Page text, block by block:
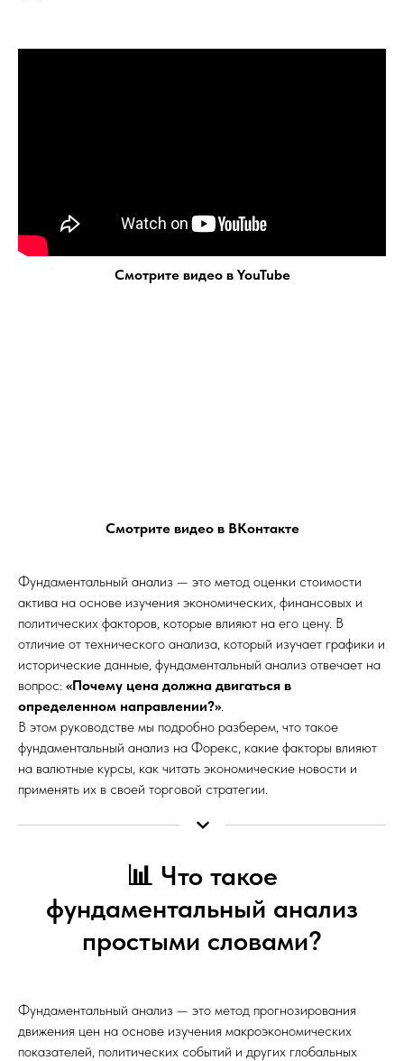
Смотрите видео в YouTube
Смотрите видео в ВКонтакте
Фундаментальный анализ — это метод оценки стоимости
актива на основе изучения экономических, финансовых и
политических факторов, которые влияют на его цену. В
отличие от технического анализа, который изучает графики и
исторические данные, фундаментальный анализ отвечает на
вопрос: «Почему цена должна двигаться в
определенном направлении?».
В этом руководстве мы подробно разберем, что такое
фундаментальный анализ на Форекс, какие факторы влияют
на валютные курсы, как читать экономические новости и
применять их в своей торговой стратегии.
📊 Что такое
фундаментальный анализ
простыми словами?
Фундаментальный анализ — это метод прогнозирования
движения цен на основе изучения макроэкономических
показателей, политических событий и других глобальных